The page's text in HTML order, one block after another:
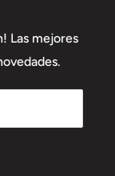
Las mejores